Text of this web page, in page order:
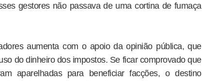
gestores não passava de uma cortina de fumaça
aumenta com o apoio da opinião pública, que
do dinheiro dos impostos. Se ficar comprovado que
aparelhadas para beneficiar facções, o destino